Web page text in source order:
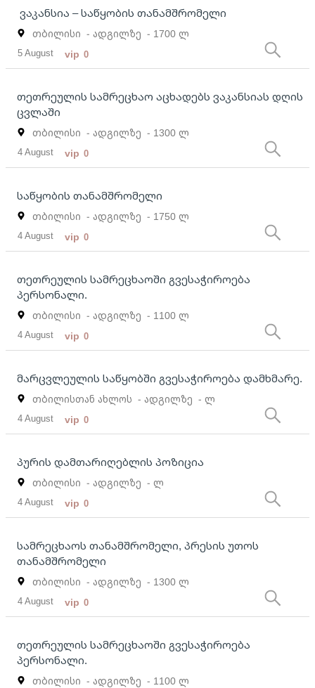
ვაკანსია – საწყობის თანამშრომელი
თბილისი - ადგილზე - 1700 ლ
5 August vip 0
თეთრეულის სამრეცხაო აცხადებს ვაკანსიას დღის
ცვლაში
თბილისი - ადგილზე - 1300 ლ
4 August vip 0
საწყობის თანამშრომელი
თბილისი - ადგილზე - 1750 ლ
4 August vip 0
თეთრეულის სამრეცხაოში გვესაჭიროება
პერსონალი.
თბილისი - ადგილზე - 1100 ლ
4 August vip 0
მარცვლეულის საწყობში გვესაჭიროება დამხმარე.
თბილისთან ახლოს - ადგილზე - ლ
4 August vip 0
პურის დამთარიღებლის პოზიცია
თბილისი - ადგილზე - ლ
4 August vip 0
სამრეცხაოს თანამშრომელი, პრესის უთოს
თანამშრომელი
თბილისი - ადგილზე - 1300 ლ
4 August vip 0
თეთრეულის სამრეცხაოში გვესაჭიროება
პერსონალი.
თბილისი - ადგილზე - 1100 ლ